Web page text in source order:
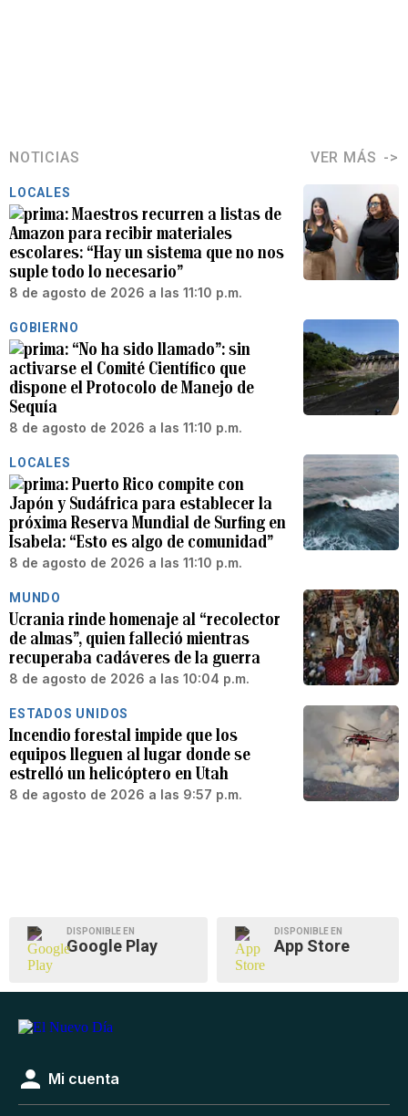
NOTICIAS VER MÁS
LOCALES
Maestros recurren a listas de
Amazon para recibir materiales
escolares: “Hay un sistema que no nos
suple todo lo necesario”
8 de agosto de 2026 a las 11:10 p.m.
GOBIERNO
“No ha sido llamado”: sin
activarse el Comité Científico que
dispone el Protocolo de Manejo de
Sequía
8 de agosto de 2026 a las 11:10 p.m.
LOCALES
Puerto Rico compite con
Japón y Sudáfrica para establecer la
próxima Reserva Mundial de Surfing en
Isabela: “Esto es algo de comunidad”
8 de agosto de 2026 a las 11:10 p.m.
MUNDO
Ucrania rinde homenaje al “recolector
de almas”, quien falleció mientras
recuperaba cadáveres de la guerra
8 de agosto de 2026 a las 10:04 p.m.
ESTADOS UNIDOS
Incendio forestal impide que los
equipos lleguen al lugar donde se
estrelló un helicóptero en Utah
8 de agosto de 2026 a las 9:57 p.m.
DISPONIBLE EN
Google Play
DISPONIBLE EN
App Store
Mi cuenta